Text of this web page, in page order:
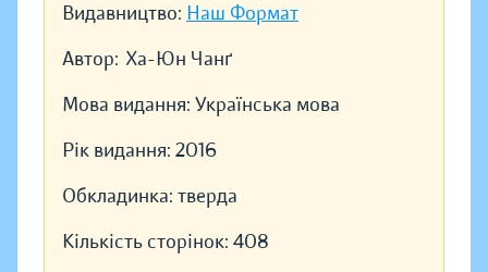
Видавництво: Наш Формат
Автор: Ха-Юн Чанґ
Мова видання: Українська мова
Рік видання: 2016
Обкладинка: тверда
Кількість сторінок: 408